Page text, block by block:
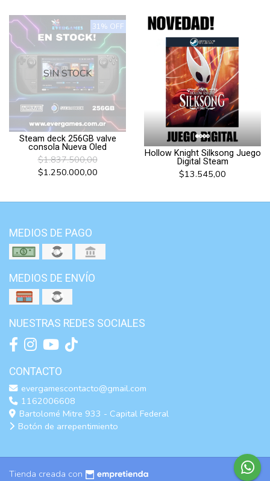
31% OFF
SIN STOCK
Steam deck 256GB valve
consola Nueva Oled
$1.837.500,00
$1.250.000,00
Hollow Knight Silksong Juego
Digital Steam
$13.545,00
MEDIOS DE PAGO
MEDIOS DE ENVÍO
NUESTRAS REDES SOCIALES
CONTACTO
evergamescontacto@gmail.com
1162006608
Bartolomé Mitre 933 - Capital Federal
Botón de arrepentimiento
Tienda creada con